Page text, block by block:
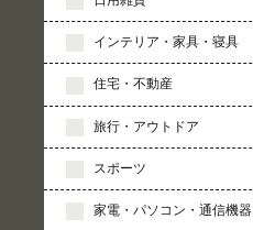
インテリア・家具・寝具
住宅・不動産
旅行・アウトドア
スポーツ
家電・パソコン・通信機器